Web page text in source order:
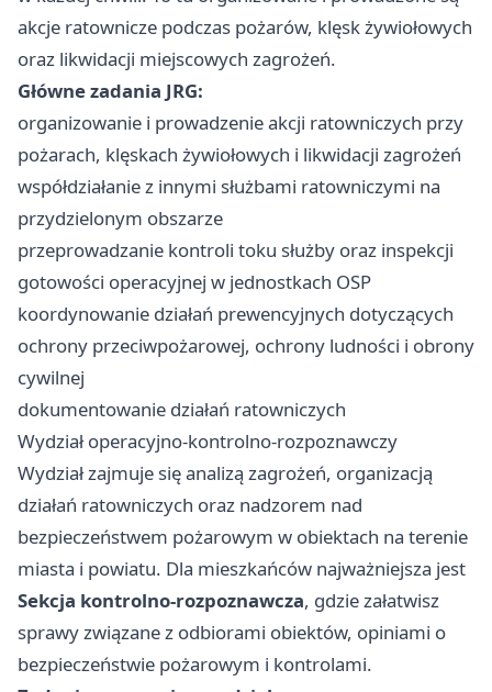
akcje ratownicze podczas pożarów, klęsk żywiołowych
oraz likwidacji miejscowych zagrożeń.
Główne zadania JRG:
organizowanie i prowadzenie akcji ratowniczych przy
pożarach, klęskach żywiołowych i likwidacji zagrożeń
współdziałanie z innymi służbami ratowniczymi na
przydzielonym obszarze
przeprowadzanie kontroli toku służby oraz inspekcji
gotowości operacyjnej w jednostkach OSP
koordynowanie działań prewencyjnych dotyczących
ochrony przeciwpożarowej, ochrony ludności i obrony
cywilnej
dokumentowanie działań ratowniczych
Wydział operacyjno-kontrolno-rozpoznawczy
Wydział zajmuje się analizą zagrożeń, organizacją
działań ratowniczych oraz nadzorem nad
bezpieczeństwem pożarowym w obiektach na terenie
miasta i powiatu. Dla mieszkańców najważniejsza jest
Sekcja kontrolno-rozpoznawcza, gdzie załatwisz
sprawy związane z odbiorami obiektów, opiniami o
bezpieczeństwie pożarowym i kontrolami.